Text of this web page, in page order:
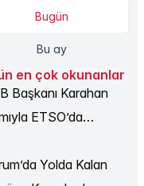
Bugün
Bu ay
en çok okunanlar
Başkanı Karahan
ETSO’da
Yolda Kalan